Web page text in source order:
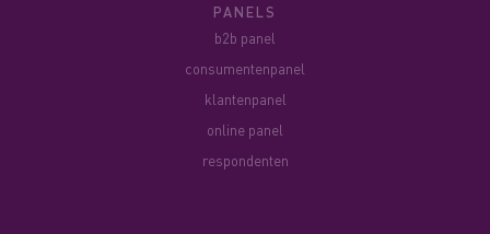
PANELS
b2b panel
consumentenpanel
klantenpanel
online panel
respondenten